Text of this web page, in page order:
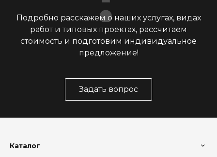
Подробно расскажем о наших услугах, видах
работ и типовых проектах, рассчитаем
стоимость и подготовим индивидуальное
предложение!
Задать вопрос
Каталог